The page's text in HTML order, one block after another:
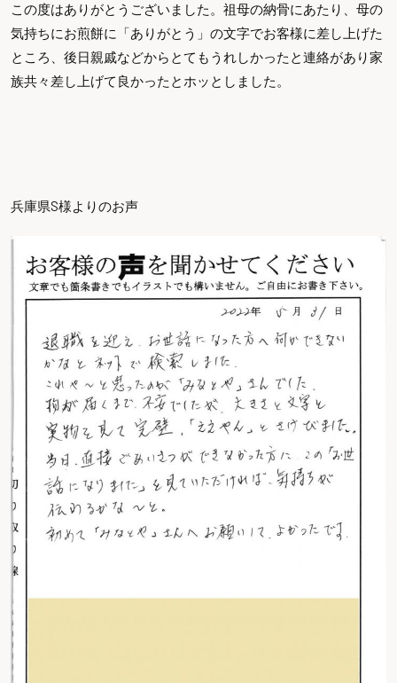
この度はありがとうございました。祖母の納骨にあたり、母の
気持ちにお煎餅に「ありがとう」の文字でお客様に差し上げた
ところ、後日親戚などからとてもうれしかったと連絡があり家
族共々差し上げて良かったとホッとしました。
兵庫県S様よりのお声